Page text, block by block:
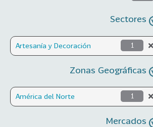
Sectores
Artesanía y Decoración 1
Zonas Geográficas
América del Norte 1
Mercados